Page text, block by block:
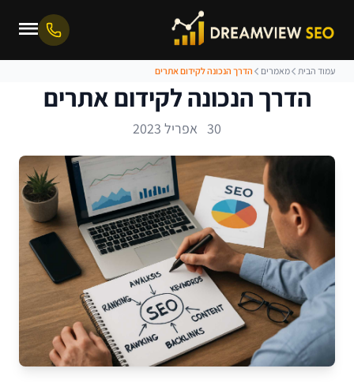
עמוד הבית מאמרים הדרך הנכונה לקידום אתרים
הדרך הנכונה לקידום אתרים
30 אפריל 2023